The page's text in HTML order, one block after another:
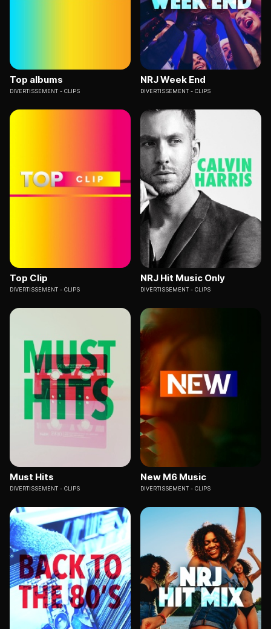
Top albums
DIVERTISSEMENT CLIPS
NRJ Week End
DIVERTISSEMENT CLIPS
Top Clip
DIVERTISSEMENT CLIPS
NRJ Hit Music Only
DIVERTISSEMENT CLIPS
Must Hits
DIVERTISSEMENT CLIPS
New M6 Music
DIVERTISSEMENT CLIPS